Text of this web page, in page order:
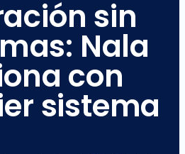
sin
Nala
con
sistema